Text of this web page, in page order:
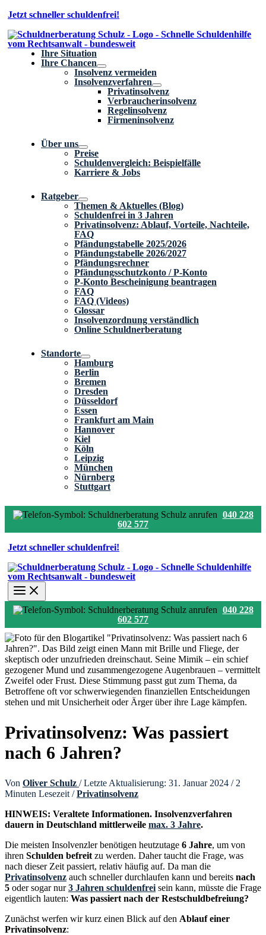
Zum
springen
Jetzt schneller schuldenfrei!
Ihre Situation
Ihre Chancen
Insolvenz vermeiden
Insolvenzverfahren
Privatinsolvenz
Verbraucherinsolvenz
Regelinsolvenz
Firmeninsolvenz
Über uns
Preise
Schuldenvergleich: Beispielfälle
Karriere & Jobs
Ratgeber
Themen & Aktuelles (Blog)
Schuldenfrei in 3 Jahren
Privatinsolvenz: Ablauf, Vorteile, Nachteile,
FAQ
Pfändungstabelle 2025/2026
Pfändungstabelle 2026/2027
Pfändungsrechner
Pfändungsschutzkonto / P-Konto
P-Konto Bescheinigung beantragen
FAQ
FAQ (Videos)
Glossar
Insolvenzordnung verständlich
Online Schuldnerberatung
Standorte
Hamburg
Berlin
Bremen
Dresden
Düsseldorf
Essen
Frankfurt am Main
Hannover
Kiel
Köln
Leipzig
München
Nürnberg
Stuttgart
040 228
602 577
Jetzt schneller schuldenfrei!
040 228
602 577
Privatinsolvenz: Was passiert
nach 6 Jahren?
Von Oliver Schulz / Letzte Aktualisierung: 31. Januar 2024 / 2
Minuten Lesezeit /Privatinsolvenz
HINWEIS: Veraltete Informationen. Insolvenzverfahren
dauern in Deutschland mittlerweile max. 3 Jahre.
Die meisten Insolvenzler benötigen heutzutage 6 Jahre, um von
ihren Schulden befreit zu werden. Daher taucht die Frage, was
nach dieser Zeit passiert, relativ häufig auf. Da man die
Privatinsolvenz auch schneller durchlaufen kann und bereits nach
5 oder sogar nur3 Jahren schuldenfrei sein kann, müsste die Frage
eigentlich lauten: Was passiert nach der Restschuldbefreiung?
Zunächst werfen wir kurz einen Blick auf den Ablauf einer
Privatinsolvenz: